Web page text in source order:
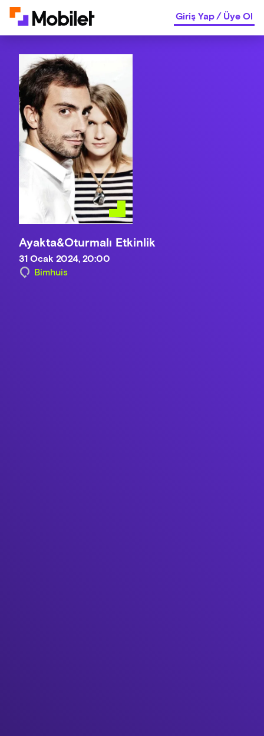
Giriş Yap/Üye Ol
Ayakta&Oturmalı Etkinlik
31 Ocak 2024, 20:00
Bimhuis